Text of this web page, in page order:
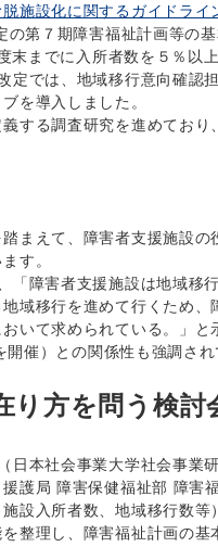
施設化に関するガイドライ
第７期障害福祉計画等の
までに入所者数を５％以
定では、地域移行意向確認
を導入しました。
する調査研究を進めており
まえて、障害者支援施設
す。
障害者支援施設は地域移
域移行を進めて行くため
いて求められている。」と
開催）との関係性も強調され
り方を問う検討
本社会事業大学社会事業
護局 障害保健福祉部 障害
設入所者数、地域移行数
整理し、障害福祉計画の